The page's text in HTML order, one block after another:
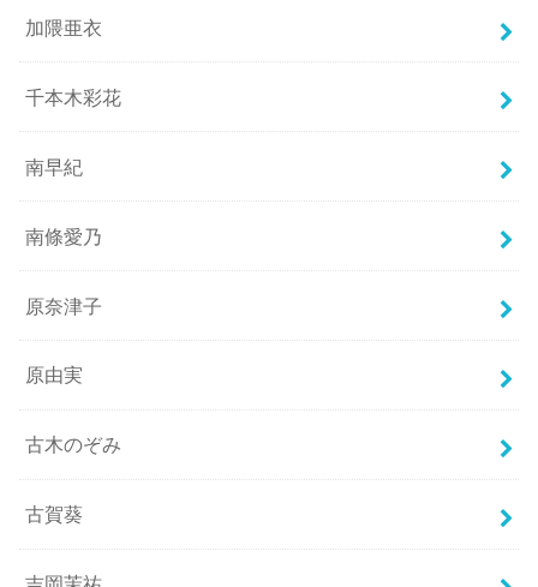
加隈亜衣
千本木彩花
南早紀
南條愛乃
原奈津子
原由実
古木のぞみ
古賀葵